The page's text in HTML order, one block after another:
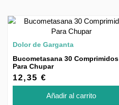
Dolor de Garganta
Bucometasana 30 Comprimidos
Para Chupar
12,35 €
Añadir al carrito